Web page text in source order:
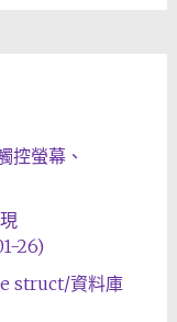
控螢幕、
26)
struct/資料庫